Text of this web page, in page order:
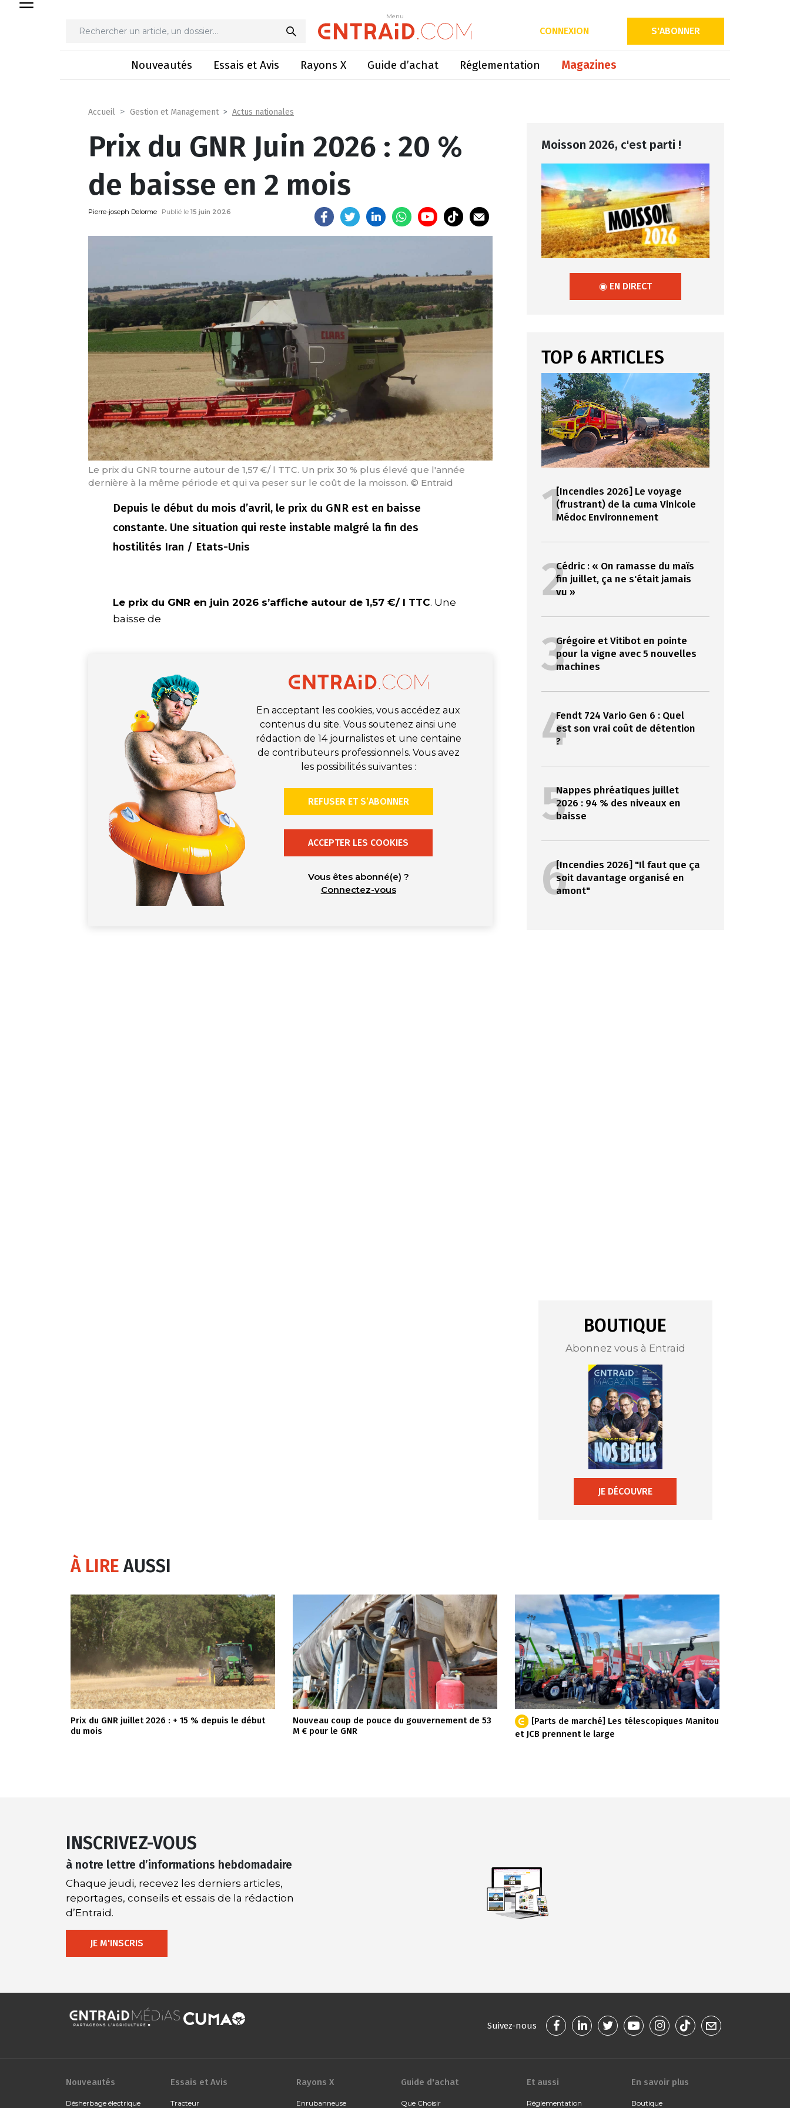
Menu
CONNEXION S'ABONNER
Nouveautés Essais et Avis Rayons X Guide d’achat Réglementation Magazines
Menu
Prix du GNR Juin 2026 : 20 % de baisse en 2 mois
Accueil Gestion et Management Actus nationales
Prix du GNR Juin 2026 : 20 %
de baisse en 2 mois
Pierre-joseph Delorme Publié le 15 juin 2026
Le prix du GNR tourne autour de 1,57 €/ l TTC. Un prix 30 % plus élevé que l'année
dernière à la même période et qui va peser sur le coût de la moisson. © Entraid
Depuis le début du mois d’avril, le prix du GNR est en baisse
constante. Une situation qui reste instable malgré la fin des
hostilités Iran / Etats-Unis
Le prix du GNR en juin 2026 s’affiche autour de 1,57 €/ l TTC. Une
baisse de
En acceptant les cookies, vous accédez aux
contenus du site. Vous soutenez ainsi une
rédaction de 14 journalistes et une centaine
de contributeurs professionnels. Vous avez
les possibilités suivantes :
REFUSER ET S’ABONNER
ACCEPTER LES COOKIES
Vous êtes abonné(e) ?
Connectez-vous
Moisson 2026, c'est parti !
◉ EN DIRECT
TOP 6 ARTICLES
1[Incendies 2026] Le voyage
(frustrant) de la cuma Vinicole
Médoc Environnement
2Cédric : « On ramasse du maïs
fin juillet, ça ne s'était jamais
vu »
3Grégoire et Vitibot en pointe
pour la vigne avec 5 nouvelles
machines
4Fendt 724 Vario Gen 6 : Quel
est son vrai coût de détention
?
5Nappes phréatiques juillet
2026 : 94 % des niveaux en
baisse
6[Incendies 2026] "Il faut que ça
soit davantage organisé en
amont"
BOUTIQUE
Abonnez vous à Entraid
JE DÉCOUVRE
À LIREAUSSI
Prix du GNR juillet 2026 : + 15 % depuis le début
du mois
Nouveau coup de pouce du gouvernement de 53
M € pour le GNR
[Parts de marché] Les télescopiques Manitou
et JCB prennent le large
INSCRIVEZ-VOUS
à notre lettre d’informations hebdomadaire
Chaque jeudi, recevez les derniers articles,
reportages, conseils et essais de la rédaction
d’Entraid.
JE M'INSCRIS
Suivez-nous
Nouveautés
Désherbage électrique
Essais et Avis
Tracteur
Rayons X
Enrubanneuse
Guide d'achat
Que Choisir
Et aussi
Réglementation
En savoir plus
Boutique